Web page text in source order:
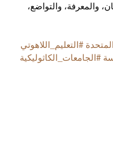
والمعرفة، والتواضع،
#التعليم_اللاهوتي
#الجامعات_الكاثوليكية